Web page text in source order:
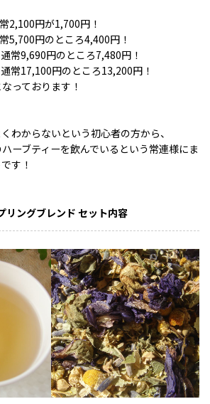
2,100円が1,700円！
5,700円のところ4,400円！
常9,690円のところ7,480円！
常17,100円のところ13,200円！
っております！
わからないという初心者の方から、
ーブティーを飲んでいるという常連様にま
す！
リングブレンド セット内容